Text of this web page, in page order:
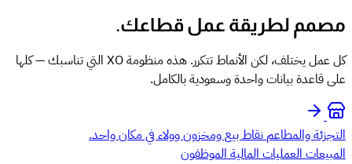
مصمم لطريقة عمل قطاعك.
كل عمل يختلف، لكن الأنماط تتكرر. هذه منظومة XO التي تناسبك — كلها
على قاعدة بيانات واحدة وسعودية بالكامل.
التجزئة والمطاعم نقاط بيع ومخزون وولاء في مكان واحد.
المبيعاتالعملياتالماليةالموظفون